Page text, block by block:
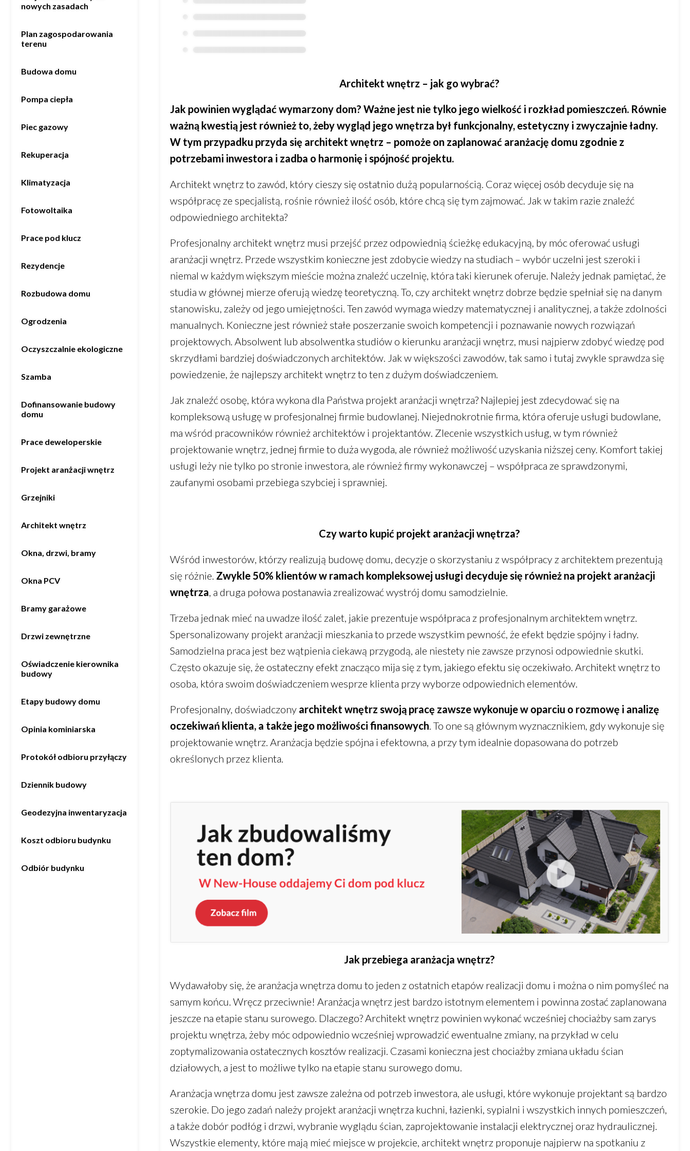
nowych zasadach
Plan zagospodarowania
terenu
Budowa domu
Pompa ciepła
Piec gazowy
Rekuperacja
Klimatyzacja
Fotowoltaika
Prace pod klucz
Rezydencje
Rozbudowa domu
Ogrodzenia
Oczyszczalnie ekologiczne
Szamba
Dofinansowanie budowy
domu
Prace deweloperskie
Projekt aranżacji wnętrz
Grzejniki
Architekt wnętrz
Okna, drzwi, bramy
Okna PCV
Bramy garażowe
Drzwi zewnętrzne
Oświadczenie kierownika
budowy
Etapy budowy domu
Opinia kominiarska
Protokół odbioru przyłączy
Dziennik budowy
Geodezyjna inwentaryzacja
Koszt odbioru budynku
Odbiór budynku
Architekt wnętrz – jak go wybrać?
Jak powinien wyglądać wymarzony dom? Ważne jest nie tylko jego wielkość i rozkład pomieszczeń. Równie
ważną kwestią jest również to, żeby wygląd jego wnętrza był funkcjonalny, estetyczny i zwyczajnie ładny.
W tym przypadku przyda się architekt wnętrz – pomoże on zaplanować aranżację domu zgodnie z
potrzebami inwestora i zadba o harmonię i spójność projektu.
Architekt wnętrz to zawód, który cieszy się ostatnio dużą popularnością. Coraz więcej osób decyduje się na
współpracę ze specjalistą, rośnie również ilość osób, które chcą się tym zajmować. Jak w takim razie znaleźć
odpowiedniego architekta?
Profesjonalny architekt wnętrz musi przejść przez odpowiednią ścieżkę edukacyjną, by móc oferować usługi
aranżacji wnętrz. Przede wszystkim konieczne jest zdobycie wiedzy na studiach – wybór uczelni jest szeroki i
niemal w każdym większym mieście można znaleźć uczelnię, która taki kierunek oferuje. Należy jednak pamiętać, że
studia w głównej mierze oferują wiedzę teoretyczną. To, czy architekt wnętrz dobrze będzie spełniał się na danym
stanowisku, zależy od jego umiejętności. Ten zawód wymaga wiedzy matematycznej i analitycznej, a także zdolności
manualnych. Konieczne jest również stałe poszerzanie swoich kompetencji i poznawanie nowych rozwiązań
projektowych. Absolwent lub absolwentka studiów o kierunku aranżacji wnętrz, musi najpierw zdobyć wiedzę pod
skrzydłami bardziej doświadczonych architektów. Jak w większości zawodów, tak samo i tutaj zwykle sprawdza się
powiedzenie, że najlepszy architekt wnętrz to ten z dużym doświadczeniem.
Jak znaleźć osobę, która wykona dla Państwa projekt aranżacji wnętrza? Najlepiej jest zdecydować się na
kompleksową usługę w profesjonalnej firmie budowlanej. Niejednokrotnie firma, która oferuje usługi budowlane,
ma wśród pracowników również architektów i projektantów. Zlecenie wszystkich usług, w tym również
projektowanie wnętrz, jednej firmie to duża wygoda, ale również możliwość uzyskania niższej ceny. Komfort takiej
usługi leży nie tylko po stronie inwestora, ale również firmy wykonawczej – współpraca ze sprawdzonymi,
zaufanymi osobami przebiega szybciej i sprawniej.
Czy warto kupić projekt aranżacji wnętrza?
Wśród inwestorów, którzy realizują budowę domu, decyzje o skorzystaniu z współpracy z architektem prezentują
się różnie. Zwykle 50% klientów w ramach kompleksowej usługi decyduje się również na projekt aranżacji
wnętrza, a druga połowa postanawia zrealizować wystrój domu samodzielnie.
Trzeba jednak mieć na uwadze ilość zalet, jakie prezentuje współpraca z profesjonalnym architektem wnętrz.
Spersonalizowany projekt aranżacji mieszkania to przede wszystkim pewność, że efekt będzie spójny i ładny.
Samodzielna praca jest bez wątpienia ciekawą przygodą, ale niestety nie zawsze przynosi odpowiednie skutki.
Często okazuje się, że ostateczny efekt znacząco mija się z tym, jakiego efektu się oczekiwało. Architekt wnętrz to
osoba, która swoim doświadczeniem wesprze klienta przy wyborze odpowiednich elementów.
Profesjonalny, doświadczony architekt wnętrz swoją pracę zawsze wykonuje w oparciu o rozmowę i analizę
oczekiwań klienta, a także jego możliwości finansowych. To one są głównym wyznacznikiem, gdy wykonuje się
projektowanie wnętrz. Aranżacja będzie spójna i efektowna, a przy tym idealnie dopasowana do potrzeb
określonych przez klienta.
Jak przebiega aranżacja wnętrz?
Wydawałoby się, że aranżacja wnętrza domu to jeden z ostatnich etapów realizacji domu i można o nim pomyśleć na
samym końcu. Wręcz przeciwnie! Aranżacja wnętrz jest bardzo istotnym elementem i powinna zostać zaplanowana
jeszcze na etapie stanu surowego. Dlaczego? Architekt wnętrz powinien wykonać wcześniej chociażby sam zarys
projektu wnętrza, żeby móc odpowiednio wcześniej wprowadzić ewentualne zmiany, na przykład w celu
zoptymalizowania ostatecznych kosztów realizacji. Czasami konieczna jest chociażby zmiana układu ścian
działowych, a jest to możliwe tylko na etapie stanu surowego domu.
Aranżacja wnętrza domu jest zawsze zależna od potrzeb inwestora, ale usługi, które wykonuje projektant są bardzo
szerokie. Do jego zadań należy projekt aranżacji wnętrza kuchni, łazienki, sypialni i wszystkich innych pomieszczeń,
a także dobór podłóg i drzwi, wybranie wyglądu ścian, zaprojektowanie instalacji elektrycznej oraz hydraulicznej.
Wszystkie elementy, które mają mieć miejsce w projekcie, architekt wnętrz proponuje najpierw na spotkaniu z